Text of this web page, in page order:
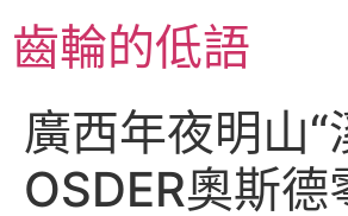
至
主齒輪的低語
廣西年夜明山“
OSDER奧斯德